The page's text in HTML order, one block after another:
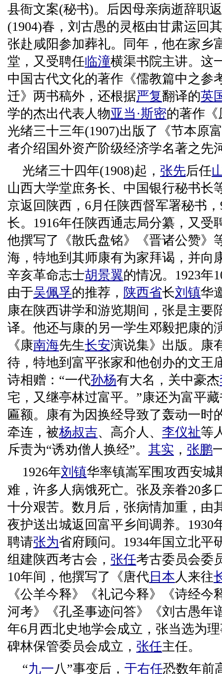
县衙文案(秘书)。后因母亲病逝辞职
(1904)春，刘古愚的灵柩由甘肃运回
张赴咸阳参加葬礼。同年，他在家乡
堂，又受聘任临潼横渠书院主讲。这
中国古代文化的著作《儒教篇中之参
迁》两书稿外，还根据严复翻译的英
学的杰出代表人物亚当·斯密的著作
光绪三十三年(1907)出版了《节本原
者介绍国外资产阶级经济学名著之先
光绪三十四年(1908)起， 张先后任
山西大学堂庶务长、中国银行秘书长
京返回陕西，6月任陕西督军署秘书
长。1916年任陕西通志局分纂，又受
他撰写了《散氏盘铭》《晋诸公赞》
海，特地到其师康有为家拜谒，并向
辛亥革命志士胡景翼的情况。1923年
由于吴佩孚的推荐， 陕西省长刘镇华
康在陕西讲学和游览期间，张是主要
译。他还与康的另一学生邓毅把康的
《康南海先生长安演说集》出版。康
待，特地到富平张家和他创办的文王
诗相赠：“一代孙杨有大名，关中豪杰
宅，又继亭林过富平。”康还为富平
匾额。康有为因换经导致了轰动一时
牵连，被杨叔吉、高介人、 李仪祉等
斥责为“诱劝僧人换经”。 其实 ， 张鹏
1926年刘镇华率镇嵩军围攻西安城
难，许多人病饿死亡。张及亲眷20多
十分艰苦。数月后，张病情加重，由
夜护送出城返回富平乡间调养。1930
聘请张为省府顾问。1934年国立北平
组建陕西考古会， 张任考古委员会委
10年间，他撰写了《唐代 日本人来往
《公羊今释》《礼记今释》《诗经
河考》《孔圣事迹问答》《刘古愚年
年6月西北史地学会成立，张当选为
碑林保管委员会成立， 张任主任。
“九一八”事变后， 于右任恐数年前